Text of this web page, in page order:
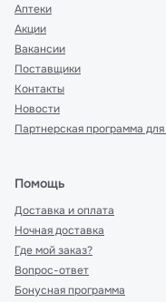
Аптеки
Акции
Вакансии
Поставщики
Контакты
Новости
Партнерская программа
Помощь
Доставка и оплата
Ночная доставка
Где мой заказ?
Вопрос-ответ
Бонусная программа